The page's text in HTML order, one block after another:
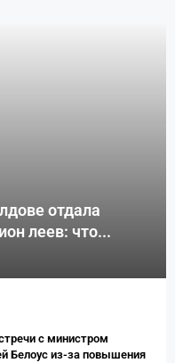
отдала
леев: что...
с министром
Белоус из-за повышения